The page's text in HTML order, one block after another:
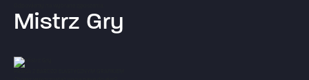
Mistrz Gry